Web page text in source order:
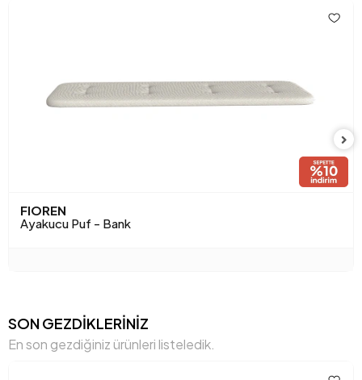
Kumaş Rengi Mavi Desen
FIOREN
Ayakucu Puf - Bank
SON GEZDİKLERİNİZ
En son gezdiğiniz ürünleri listeledik.